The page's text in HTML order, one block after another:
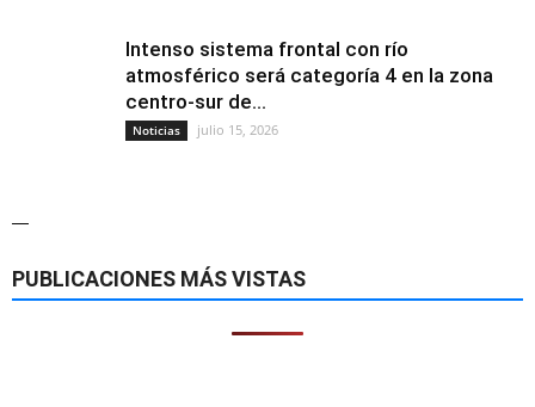
Intenso sistema frontal con río
atmosférico será categoría 4 en la zona
centro-sur de...
Noticias julio 15, 2026
—
PUBLICACIONES MÁS VISTAS